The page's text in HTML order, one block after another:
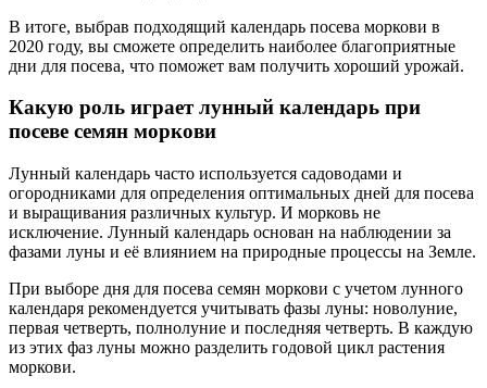
В итоге, выбрав подходящий календарь посева моркови в
2020 году, вы сможете определить наиболее благоприятные
дни для посева, что поможет вам получить хороший урожай.
Какую роль играет лунный календарь при
посеве семян моркови
Лунный календарь часто используется садоводами и
огородниками для определения оптимальных дней для посева
и выращивания различных культур. И морковь не
исключение. Лунный календарь основан на наблюдении за
фазами луны и её влиянием на природные процессы на Земле.
При выборе дня для посева семян моркови с учетом лунного
календаря рекомендуется учитывать фазы луны: новолуние,
первая четверть, полнолуние и последняя четверть. В каждую
из этих фаз луны можно разделить годовой цикл растения
моркови.